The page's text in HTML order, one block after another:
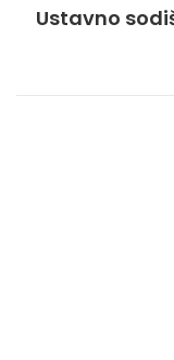
Ustavno